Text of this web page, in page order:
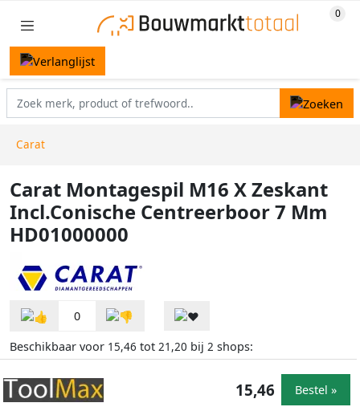
Carat
Carat Montagespil M16 X Zeskant
Incl.Conische Centreerboor 7 Mm
HD01000000
0
Beschikbaar voor 15,46 tot 21,20 bij 2 shops:
15,46 Bestel »